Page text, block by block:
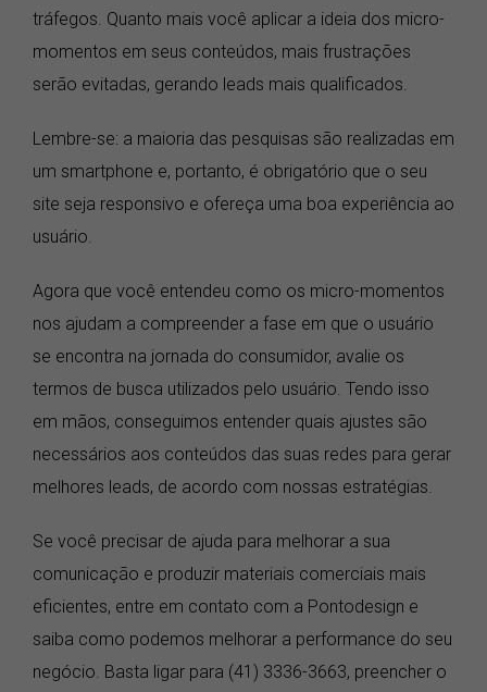
tráfegos. Quanto mais você aplicar a ideia dos micro-
momentos em seus conteúdos, mais frustrações
serão evitadas, gerando leads mais qualificados.
Lembre-se: a maioria das pesquisas são realizadas em
um smartphone e, portanto, é obrigatório que o seu
site seja responsivo e ofereça uma boa experiência ao
usuário.
Agora que você entendeu como os micro-momentos
nos ajudam a compreender a fase em que o usuário
se encontra na jornada do consumidor, avalie os
termos de busca utilizados pelo usuário. Tendo isso
em mãos, conseguimos entender quais ajustes são
necessários aos conteúdos das suas redes para gerar
melhores leads, de acordo com nossas estratégias.
Se você precisar de ajuda para melhorar a sua
comunicação e produzir materiais comerciais mais
eficientes, entre em contato com a Pontodesign e
saiba como podemos melhorar a performance do seu
negócio. Basta ligar para (41) 3336-3663, preencher o